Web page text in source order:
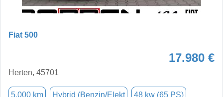
Fiat 500
17.980 €
Herten, 45701
5.000 km Hybrid (Benzin/Elekt 48 kw (65 PS)